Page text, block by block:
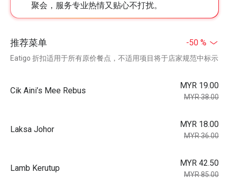
聚会，服务专业热情又贴心不打扰。
推荐菜单 -50 %
Eatigo 折扣适用于所有原价餐点，不适用项目将于店家规范中标示
Cik Aini’s Mee Rebus
MYR 19.00
MYR 38.00
Laksa Johor
MYR 18.00
MYR 36.00
Lamb Kerutup
MYR 42.50
MYR 85.00